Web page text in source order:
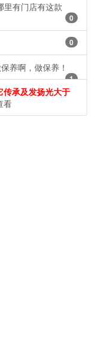
里有门店有这款
0
0
养啊，做保养！
1
传承及发扬光大于
看